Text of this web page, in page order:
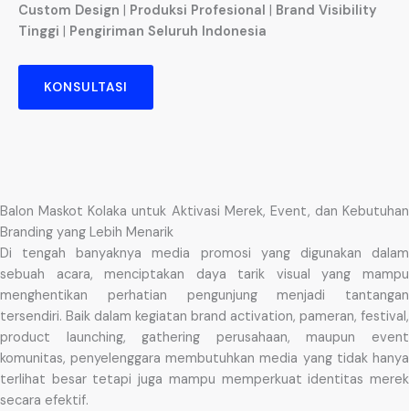
Custom Design | Produksi Profesional | Brand Visibility
Tinggi | Pengiriman Seluruh Indonesia
KONSULTASI
Balon Maskot Kolaka untuk Aktivasi Merek, Event, dan Kebutuhan
Branding yang Lebih Menarik
Di tengah banyaknya media promosi yang digunakan dalam
sebuah acara, menciptakan daya tarik visual yang mampu
menghentikan perhatian pengunjung menjadi tantangan
tersendiri. Baik dalam kegiatan brand activation, pameran, festival,
product launching, gathering perusahaan, maupun event
komunitas, penyelenggara membutuhkan media yang tidak hanya
terlihat besar tetapi juga mampu memperkuat identitas merek
secara efektif.